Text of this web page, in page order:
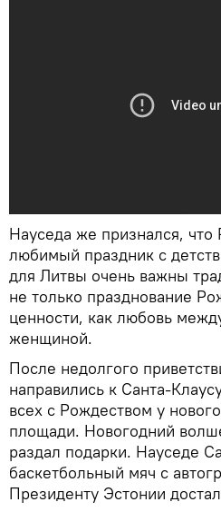
Науседа же признался, что
любимый праздник с
для Литвы очень важны
не только празднование
ценности, как любовь
женщиной.
После недолгого
направились к Санта-
всех с Рождеством у
площади. Новогодний
раздал подарки. Науседе
баскетбольный мяч с
Президенту Эстонии